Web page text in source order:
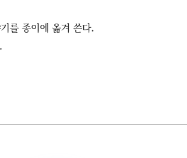
를 종이에 옮겨 쓴다.